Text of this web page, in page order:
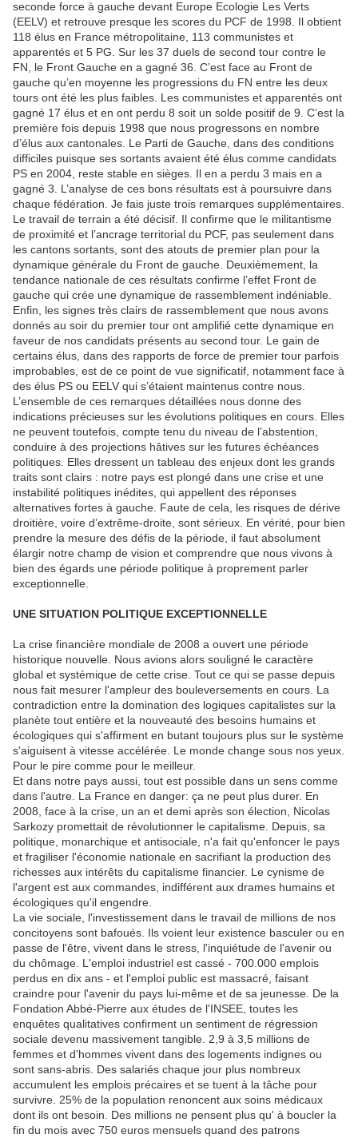
seconde force à gauche devant Europe Ecologie Les Verts
(EELV) et retrouve presque les scores du PCF de 1998. Il obtient
118 élus en France métropolitaine, 113 communistes et
apparentés et 5 PG. Sur les 37 duels de second tour contre le
FN, le Front Gauche en a gagné 36. C’est face au Front de
gauche qu’en moyenne les progressions du FN entre les deux
tours ont été les plus faibles. Les communistes et apparentés ont
gagné 17 élus et en ont perdu 8 soit un solde positif de 9. C’est la
première fois depuis 1998 que nous progressons en nombre
d’élus aux cantonales. Le Parti de Gauche, dans des conditions
difficiles puisque ses sortants avaient été élus comme candidats
PS en 2004, reste stable en sièges. Il en a perdu 3 mais en a
gagné 3. L’analyse de ces bons résultats est à poursuivre dans
chaque fédération. Je fais juste trois remarques supplémentaires.
Le travail de terrain a été décisif. Il confirme que le militantisme
de proximité et l’ancrage territorial du PCF, pas seulement dans
les cantons sortants, sont des atouts de premier plan pour la
dynamique générale du Front de gauche. Deuxièmement, la
tendance nationale de ces résultats confirme l’effet Front de
gauche qui crée une dynamique de rassemblement indéniable.
Enfin, les signes très clairs de rassemblement que nous avons
donnés au soir du premier tour ont amplifié cette dynamique en
faveur de nos candidats présents au second tour. Le gain de
certains élus, dans des rapports de force de premier tour parfois
improbables, est de ce point de vue significatif, notamment face à
des élus PS ou EELV qui s’étaient maintenus contre nous.
L’ensemble de ces remarques détaillées nous donne des
indications précieuses sur les évolutions politiques en cours. Elles
ne peuvent toutefois, compte tenu du niveau de l’abstention,
conduire à des projections hâtives sur les futures échéances
politiques. Elles dressent un tableau des enjeux dont les grands
traits sont clairs : notre pays est plongé dans une crise et une
instabilité politiques inédites, qui appellent des réponses
alternatives fortes à gauche. Faute de cela, les risques de dérive
droitière, voire d’extrême-droite, sont sérieux. En vérité, pour bien
prendre la mesure des défis de la période, il faut absolument
élargir notre champ de vision et comprendre que nous vivons à
bien des égards une période politique à proprement parler
exceptionnelle.
UNE SITUATION POLITIQUE EXCEPTIONNELLE
La crise financière mondiale de 2008 a ouvert une période
historique nouvelle. Nous avions alors souligné le caractère
global et systémique de cette crise. Tout ce qui se passe depuis
nous fait mesurer l'ampleur des bouleversements en cours. La
contradiction entre la domination des logiques capitalistes sur la
planète tout entière et la nouveauté des besoins humains et
écologiques qui s'affirment en butant toujours plus sur le système
s'aiguisent à vitesse accélérée. Le monde change sous nos yeux.
Pour le pire comme pour le meilleur.
Et dans notre pays aussi, tout est possible dans un sens comme
dans l'autre. La France en danger: ça ne peut plus durer. En
2008, face à la crise, un an et demi après son élection, Nicolas
Sarkozy promettait de révolutionner le capitalisme. Depuis, sa
politique, monarchique et antisociale, n'a fait qu'enfoncer le pays
et fragiliser l'économie nationale en sacrifiant la production des
richesses aux intérêts du capitalisme financier. Le cynisme de
l'argent est aux commandes, indifférent aux drames humains et
écologiques qu'il engendre.
La vie sociale, l'investissement dans le travail de millions de nos
concitoyens sont bafoués. Ils voient leur existence basculer ou en
passe de l'être, vivent dans le stress, l'inquiétude de l'avenir ou
du chômage. L'emploi industriel est cassé - 700.000 emplois
perdus en dix ans - et l'emploi public est massacré, faisant
craindre pour l'avenir du pays lui-même et de sa jeunesse. De la
Fondation Abbé-Pierre aux études de l'INSEE, toutes les
enquêtes qualitatives confirment un sentiment de régression
sociale devenu massivement tangible. 2,9 à 3,5 millions de
femmes et d'hommes vivent dans des logements indignes ou
sont sans-abris. Des salariés chaque jour plus nombreux
accumulent les emplois précaires et se tuent à la tâche pour
survivre. 25% de la population renoncent aux soins médicaux
dont ils ont besoin. Des millions ne pensent plus qu' à boucler la
fin du mois avec 750 euros mensuels quand des patrons